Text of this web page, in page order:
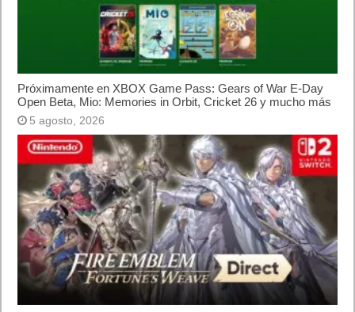
Próximamente en XBOX Game Pass: Gears of War E-Day
Open Beta, Mio: Memories in Orbit, Cricket 26 y mucho más
5 agosto, 2026